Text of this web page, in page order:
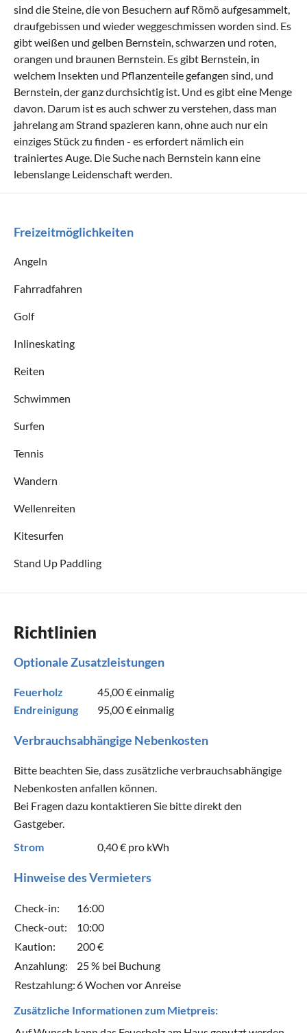
sind die Steine, die von Besuchern auf Römö aufgesammelt,
draufgebissen und wieder weggeschmissen worden sind. Es
gibt weißen und gelben Bernstein, schwarzen und roten,
orangen und braunen Bernstein. Es gibt Bernstein, in
welchem Insekten und Pflanzenteile gefangen sind, und
Bernstein, der ganz durchsichtig ist. Und es gibt eine Menge
davon. Darum ist es auch schwer zu verstehen, dass man
jahrelang am Strand spazieren kann, ohne auch nur ein
einziges Stück zu finden - es erfordert nämlich ein
trainiertes Auge. Die Suche nach Bernstein kann eine
lebenslange Leidenschaft werden.
Freizeitmöglichkeiten
Angeln
Fahrradfahren
Golf
Inlineskating
Reiten
Schwimmen
Surfen
Tennis
Wandern
Wellenreiten
Kitesurfen
Stand Up Paddling
Richtlinien
Optionale Zusatzleistungen
Feuerholz 45,00 €einmalig
Endreinigung
95,00 €einmalig
Verbrauchsabhängige Nebenkosten
Bitte beachten Sie, dass zusätzliche verbrauchsabhängige
Nebenkosten anfallen können.
Bei Fragen dazu kontaktieren Sie bitte direkt den
Gastgeber.
Strom
0,40 € pro kWh
Hinweise des Vermieters
Check-in:
16:00
Check-out:
10:00
Kaution:
200 €
Anzahlung:
25 % bei Buchung
Restzahlung:6 Wochen vor Anreise
Zusätzliche Informationen zum Mietpreis: